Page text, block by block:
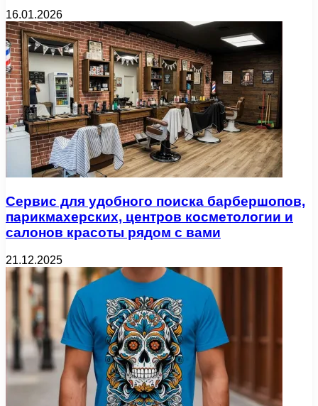
16.01.2026
Сервис для удобного поиска барбершопов,
парикмахерских, центров косметологии и
салонов красоты рядом с вами
21.12.2025